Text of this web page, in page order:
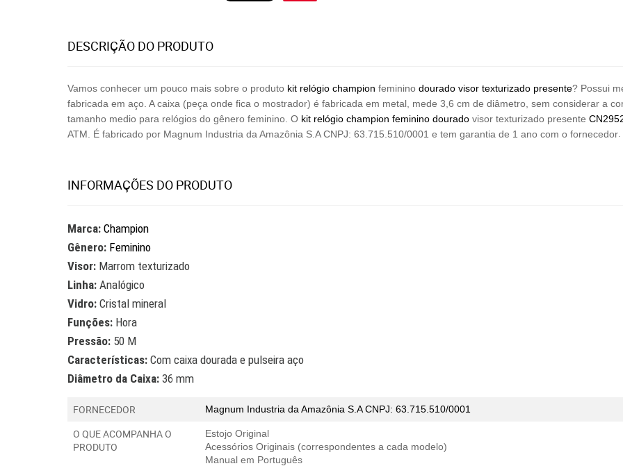
DESCRIÇÃO DO PRODUTO
Vamos conhecer um pouco mais sobre o produto kit relógio champion feminino dourado visor texturizado presente? Possui
fabricada em aço. A caixa (peça onde fica o mostrador) é fabricada em metal, mede 3,6 cm de diâmetro, sem considerar a
tamanho medio para relógios do gênero feminino. O kit relógio champion feminino dourado visor texturizado presente
ATM. É fabricado por Magnum Industria da Amazônia S.A CNPJ: 63.715.510/0001 e tem garantia de 1 ano com o fornecedor.
INFORMAÇÕES DO PRODUTO
Marca: Champion
Gênero: Feminino
Visor: Marrom texturizado
Linha: Analógico
Vidro: Cristal mineral
Funções: Hora
Pressão: 50 M
Características: Com caixa dourada e pulseira aço
Diâmetro da Caixa: 36 mm
FORNECEDOR Magnum Industria da Amazônia S.A CNPJ: 63.715.510/0001
O QUE ACOMPANHA O
PRODUTO
Estojo Original
Acessórios Originais (correspondentes a cada modelo)
Manual em Português